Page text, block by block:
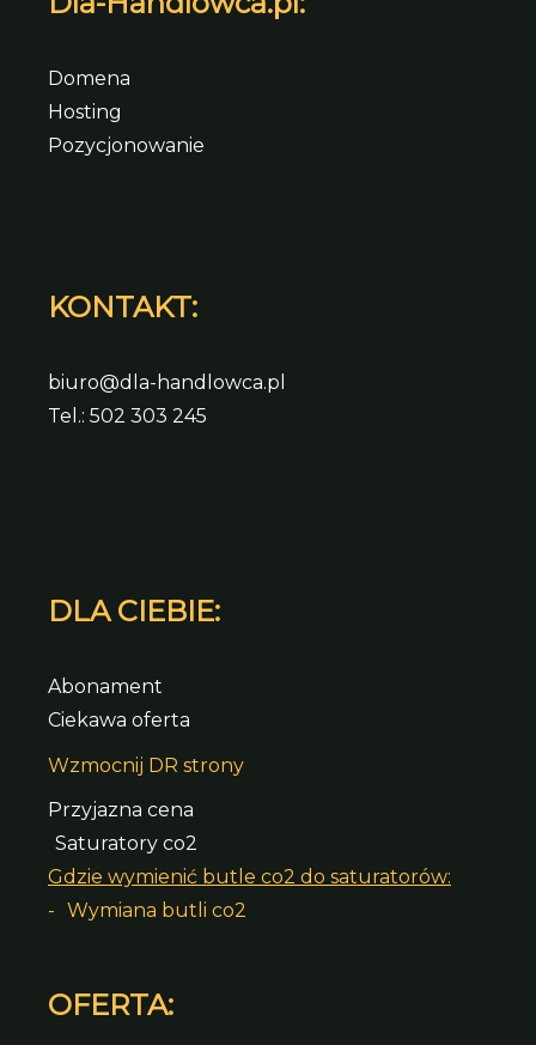
Domena
Hosting
Pozycjonowanie
KONTAKT:
biuro@dla-handlowca.pl
Tel.: 502 303 245
DLA CIEBIE:
Abonament
Ciekawa oferta
Wzmocnij DR strony
Przyjazna cena
Saturatory co2
Gdzie wymienić butle co2 do saturatorów:
- Wymiana butli co2
OFERTA: